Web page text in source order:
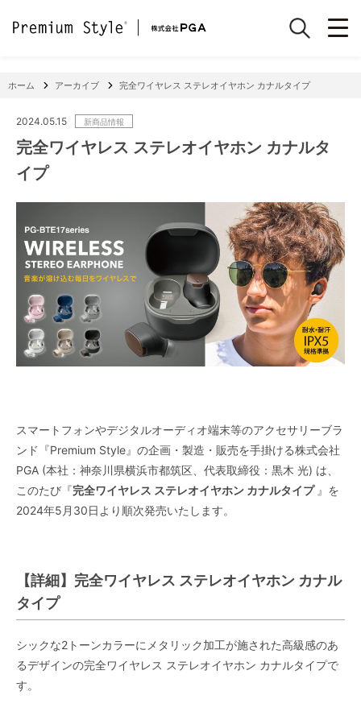
ホーム アーカイブ 完全ワイヤレス ステレオイヤホン カナルタイプ
2024.05.15 新商品情報
完全ワイヤレス ステレオイヤホン カナルタ
イプ
スマートフォンやデジタルオーディオ端末等のアクセサリーブラ
ンド『Premium Style』の企画・製造・販売を手掛ける株式会社
PGA (本社：神奈川県横浜市都筑区、代表取締役：黒木 光) は、
このたび『完全ワイヤレス ステレオイヤホン カナルタイプ 』を
2024年5月30日より順次発売いたします。
【詳細】完全ワイヤレス ステレオイヤホン カナル
タイプ
シックな2トーンカラーにメタリック加工が施された高級感のあ
るデザインの完全ワイヤレス ステレオイヤホン カナルタイプで
す。